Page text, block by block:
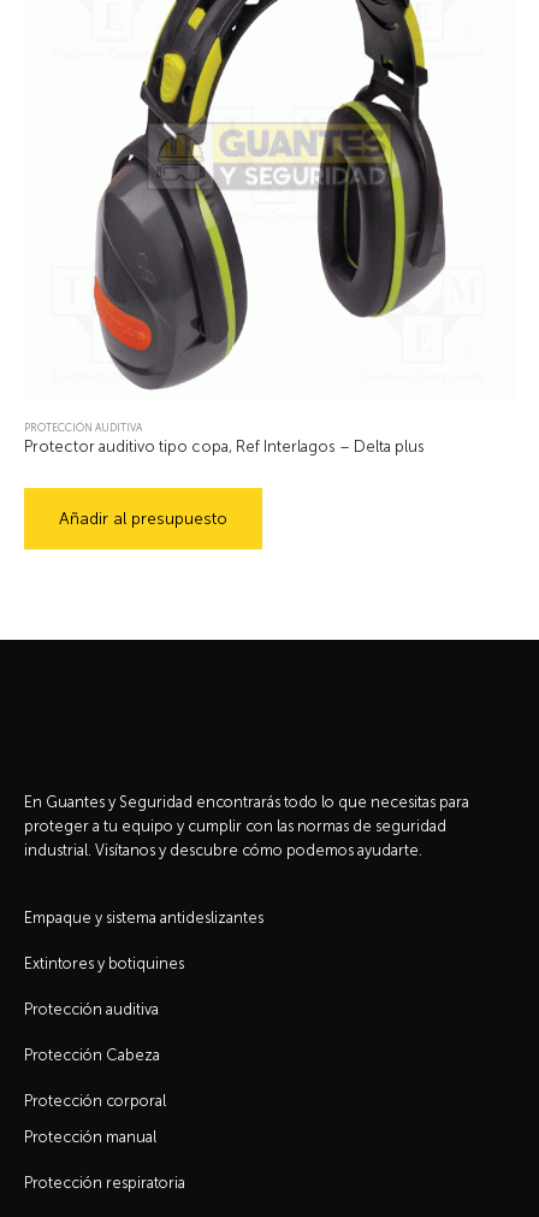
PROTECCIÓN AUDITIVA
Protector auditivo tipo copa, Ref Interlagos – Delta plus
Añadir al presupuesto
En Guantes y Seguridad encontrarás todo lo que necesitas para
proteger a tu equipo y cumplir con las normas de seguridad
industrial. Visítanos y descubre cómo podemos ayudarte.
Empaque y sistema antideslizantes
Extintores y botiquines
Protección auditiva
Protección Cabeza
Protección corporal
Protección manual
Protección respiratoria